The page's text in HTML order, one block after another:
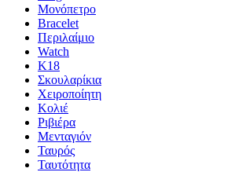
Μονόπετρο
Bracelet
Περιλαίμιο
Watch
K18
Σκουλαρίκια
Χειροποίητη
Κολιέ
Ριβιέρα
Μενταγιόν
Ταυρός
Ταυτότητα